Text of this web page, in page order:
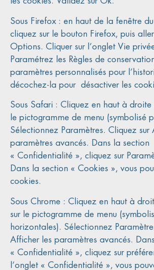
Sous Firefox : en haut de la fenêtre
cliquez sur le bouton Firefox, puis
Options. Cliquer sur l’onglet Vie
Paramétrez les Règles de
paramètres personnalisés pour
décochez-la pour désactiver les
Sous Safari : Cliquez en haut à droite
le pictogramme de menu (symbolisé
Sélectionnez Paramètres. Cliquez sur
paramètres avancés. Dans la section
« Confidentialité », cliquez sur
Dans la section « Cookies », vous
cookies.
Sous Chrome : Cliquez en haut à
sur le pictogramme de menu
horizontales). Sélectionnez
Afficher les paramètres avancés.
« Confidentialité », cliquez sur
l’onglet « Confidentialité », vous